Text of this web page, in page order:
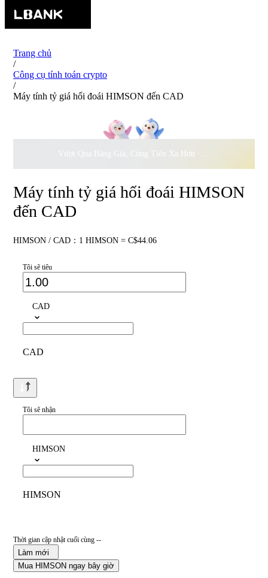
Trang chủ
/
Công cụ tính toán crypto
/
Máy tính tỷ giá hối đoái HIMSON đến CAD
Vượt Qua Băng Giá, Cùng Tiến Xa Hơn ·500.000
Máy tính tỷ giá hối đoái HIMSON
đến CAD
HIMSON / CAD：1 HIMSON = C$44.06
Tôi sẽ tiêu
CAD
CAD
Tôi sẽ nhận
HIMSON
HIMSON
Thời gian cập nhật cuối cùng --
Làm mới
Mua HIMSON ngay bây giờ